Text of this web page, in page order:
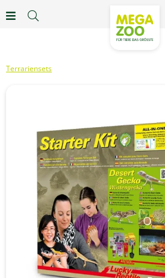
Terrariensets